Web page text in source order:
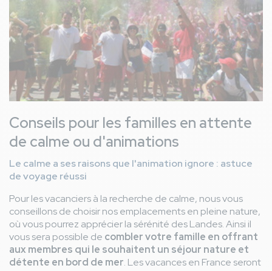
Conseils pour les familles en attente
de calme ou d'animations
Le calme a ses raisons que l'animation ignore : astuce
de voyage réussi
Pour les vacanciers à la recherche de calme, nous vous
conseillons de choisir nos emplacements en pleine nature,
où vous pourrez apprécier la sérénité des Landes. Ainsi il
vous sera possible de combler votre famille en offrant
aux membres qui le souhaitent un séjour nature et
détente en bord de mer. Les vacances en France seront